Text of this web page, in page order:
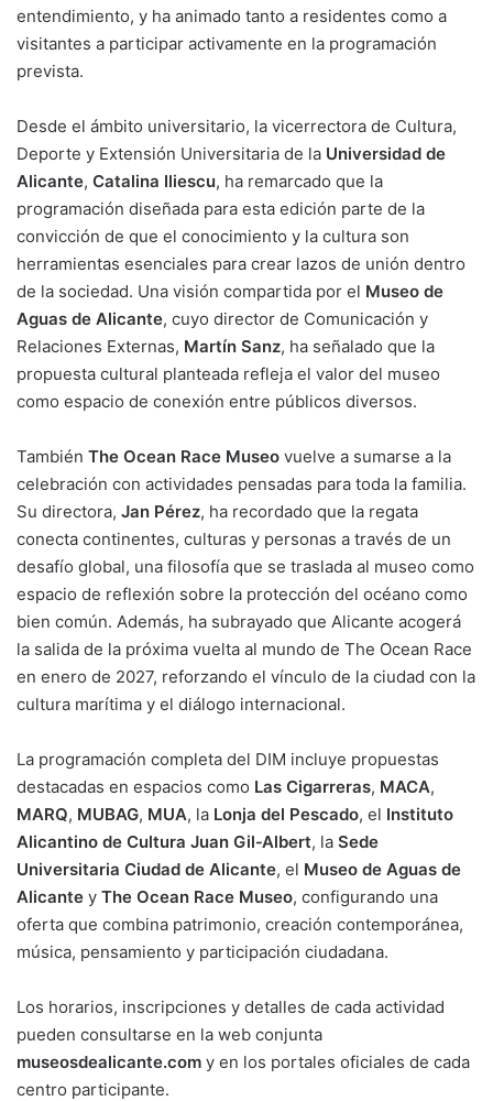
entendimiento, y ha animado tanto a residentes como a
visitantes a participar activamente en la programación
prevista.
Desde el ámbito universitario, la vicerrectora de Cultura,
Deporte y Extensión Universitaria de la Universidad de
Alicante, Catalina Iliescu, ha remarcado que la
programación diseñada para esta edición parte de la
convicción de que el conocimiento y la cultura son
herramientas esenciales para crear lazos de unión dentro
de la sociedad. Una visión compartida por el Museo de
Aguas de Alicante, cuyo director de Comunicación y
Relaciones Externas, Martín Sanz, ha señalado que la
propuesta cultural planteada refleja el valor del museo
como espacio de conexión entre públicos diversos.
También The Ocean Race Museo vuelve a sumarse a la
celebración con actividades pensadas para toda la familia.
Su directora, Jan Pérez, ha recordado que la regata
conecta continentes, culturas y personas a través de un
desafío global, una filosofía que se traslada al museo como
espacio de reflexión sobre la protección del océano como
bien común. Además, ha subrayado que Alicante acogerá
la salida de la próxima vuelta al mundo de The Ocean Race
en enero de 2027, reforzando el vínculo de la ciudad con la
cultura marítima y el diálogo internacional.
La programación completa del DIM incluye propuestas
destacadas en espacios como Las Cigarreras, MACA,
MARQ, MUBAG, MUA, la Lonja del Pescado, el Instituto
Alicantino de Cultura Juan Gil‑Albert, la Sede
Universitaria Ciudad de Alicante, el Museo de Aguas de
Alicante y The Ocean Race Museo, configurando una
oferta que combina patrimonio, creación contemporánea,
música, pensamiento y participación ciudadana.
Los horarios, inscripciones y detalles de cada actividad
pueden consultarse en la web conjunta
museosdealicante.com y en los portales oficiales de cada
centro participante.